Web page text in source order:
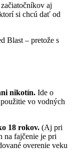
aj
si chcú dať od
Blast – pretože s
nikotín. Ide o
vo vodných
18 rokov. (Aj pri
na fajčenie je pri
overenie veku